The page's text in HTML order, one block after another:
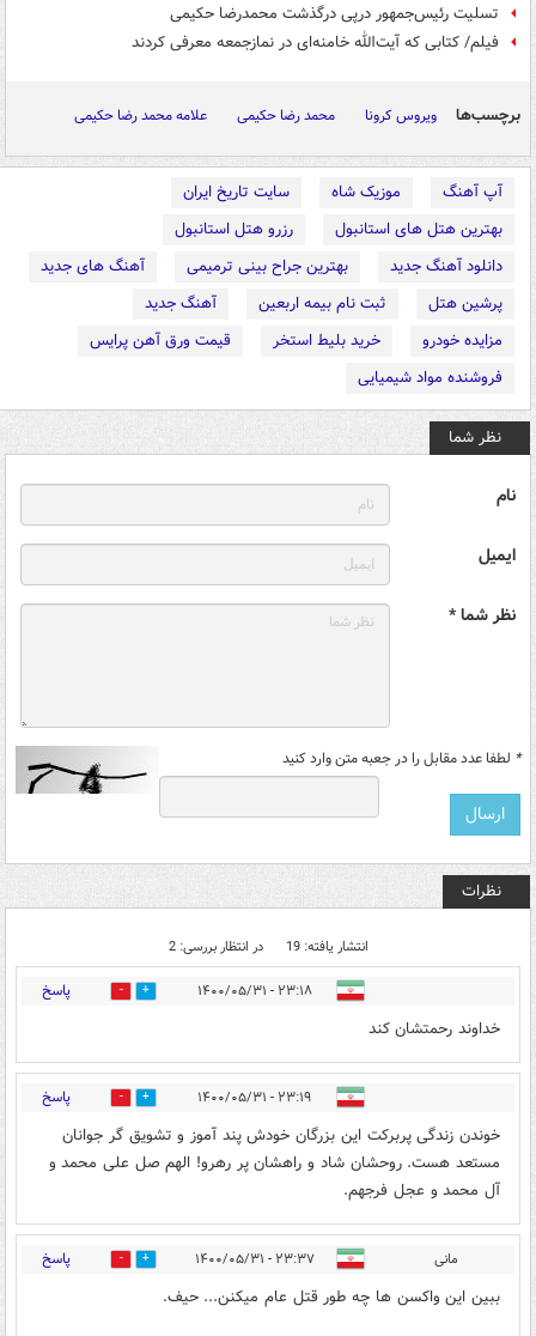
تسلیت رئیس‌جمهور درپی درگذشت محمدرضا حکیمی
فیلم/ کتابی که آیت‌الله خامنه‌ای در نمازجمعه معرفی کردند
برچسب‌ها ویروس کرونا محمد رضا حکیمی علامه محمد رضا حکیمی
آپ آهنگ موزیک شاه
سایت تاریخ ایران
بهترین هتل های استانبول
رزرو هتل استانبول
دانلود آهنگ جدید
بهترین جراح بینی ترمیمی
آهنگ های جدید
پرشین هتل
ثبت نام بیمه اربعین
آهنگ جدید
مزایده خودرو
خرید بلیط استخر
قیمت ورق آهن پرایس
فروشنده مواد شیمیایی
نظر شما
نام
ایمیل
نظر شما *
* لطفا عدد مقابل را در جعبه متن وارد کنید
نظرات
انتشار یافته: 19 در انتظار بررسی: 2
۲۳:۱۸ - ۱۴۰۰/۰۵/۳۱ 13 پاسخ
خداوند رحمتشان کند
۲۳:۱۹ - ۱۴۰۰/۰۵/۳۱ 8 پاسخ
خوندن زندگی پربرکت این بزرگان خودش پند آموز و تشویق گر جوانان
مستعد هست. روحشان شاد و راهشان پر رهرو! الهم صل علی محمد و
آل محمد و عجل فرجهم.
مانی ۲۳:۳۷ - ۱۴۰۰/۰۵/۳۱ 0 پاسخ
ببین این واکسن ها چه طور قتل عام میکنن... حیف.